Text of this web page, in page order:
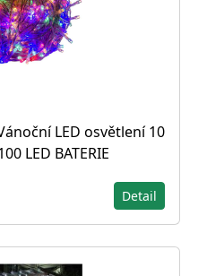
LED osvětlení 10
LED BATERIE
Detail